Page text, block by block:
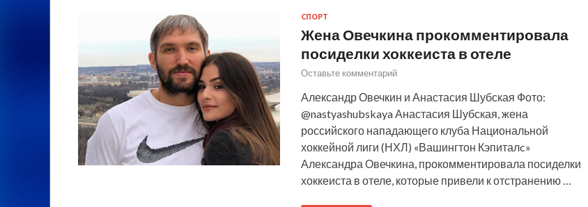
СПОРТ
Жена Овечкина прокомментировала
посиделки хоккеиста в отеле
Оставьте комментарий
Александр Овечкин и Анастасия Шубская Фото:
@nastyashubskaya Анастасия Шубская, жена
российского нападающего клуба Национальной
хоккейной лиги (НХЛ) «Вашингтон Кэпиталc»
Александра Овечкина, прокомментировала посиделки
хоккеиста в отеле, которые привели к отстранению …